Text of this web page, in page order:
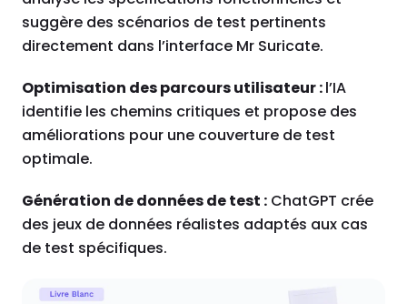
suggère des scénarios de test pertinents
directement dans l’interface Mr Suricate.
Optimisation des parcours utilisateur :l’IA
identifie les chemins critiques et propose des
améliorations pour une couverture de test
optimale.
Génération de données de test : ChatGPT crée
des jeux de données réalistes adaptés aux cas
de test spécifiques.